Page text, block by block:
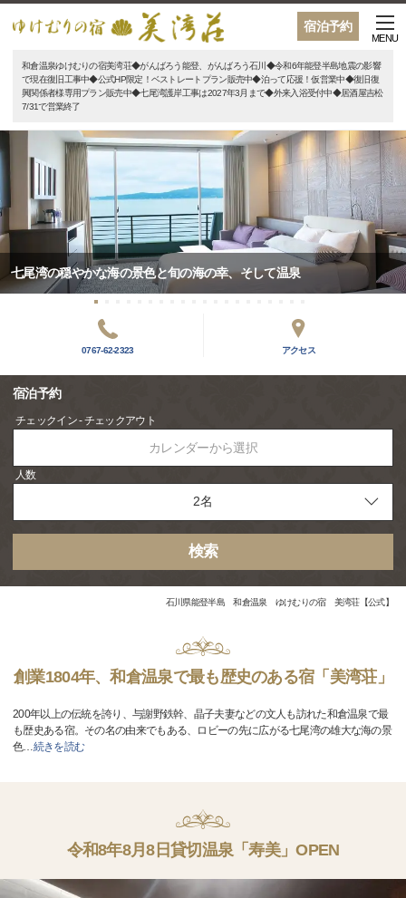
宿泊予約
MENU
和倉温泉ゆけむりの宿美湾荘◆がんばろう能登、がんばろう石川◆令和6年能登半島地震の影響
で現在復旧工事中◆公式HP限定！ベストレートプラン販売中◆泊って応援！仮営業中◆復旧復
興関係者様専用プラン販売中◆七尾湾護岸工事は2027年3月まで◆外来入浴受付中◆居酒屋吉松
7/31で営業終了
七尾湾の穏やかな海の景色と旬の海の幸、そして温泉
0767-62-2323 アクセス
宿泊予約
チェックイン - チェックアウト
カレンダーから選択
人数
検索
石川県能登半島 和倉温泉 ゆけむりの宿 美湾荘【公式】
創業1804年、和倉温泉で最も歴史のある宿「美湾荘」
200年以上の伝統を誇り、与謝野鉄幹、晶子夫妻などの文人も訪れた和倉温泉で最
も歴史ある宿。その名の由来でもある、ロビーの先に広がる七尾湾の雄大な海の景
色…続きを読む
令和8年8月8日貸切温泉「寿美」OPEN